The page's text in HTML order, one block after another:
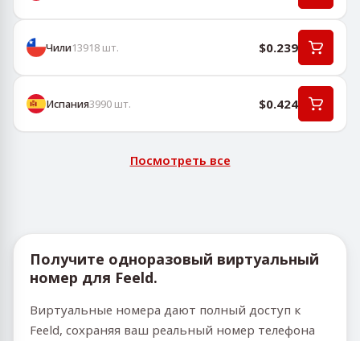
Чили13918 шт. $0.239
Испания3990 шт. $0.424
Посмотреть все
Получите одноразовый виртуальный
номер для Feeld.
Виртуальные номера дают полный доступ к
Feeld, сохраняя ваш реальный номер телефона